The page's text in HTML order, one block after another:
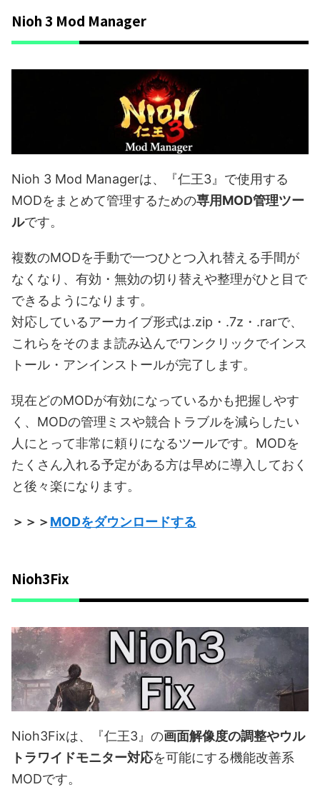
Nioh 3 Mod Manager
Nioh 3 Mod Managerは、『仁王3』で使用する
MODをまとめて管理するための専用MOD管理ツー
ルです。
複数のMODを手動で一つひとつ入れ替える手間が
なくなり、有効・無効の切り替えや整理がひと目で
できるようになります。
対応しているアーカイブ形式は.zip・.7z・.rarで、
これらをそのまま読み込んでワンクリックでインス
トール・アンインストールが完了します。
現在どのMODが有効になっているかも把握しやす
く、MODの管理ミスや競合トラブルを減らしたい
人にとって非常に頼りになるツールです。MODを
たくさん入れる予定がある方は早めに導入しておく
と後々楽になります。
＞＞＞MODをダウンロードする
Nioh3Fix
Nioh3Fixは、『仁王3』の画面解像度の調整やウル
トラワイドモニター対応を可能にする機能改善系
MODです。